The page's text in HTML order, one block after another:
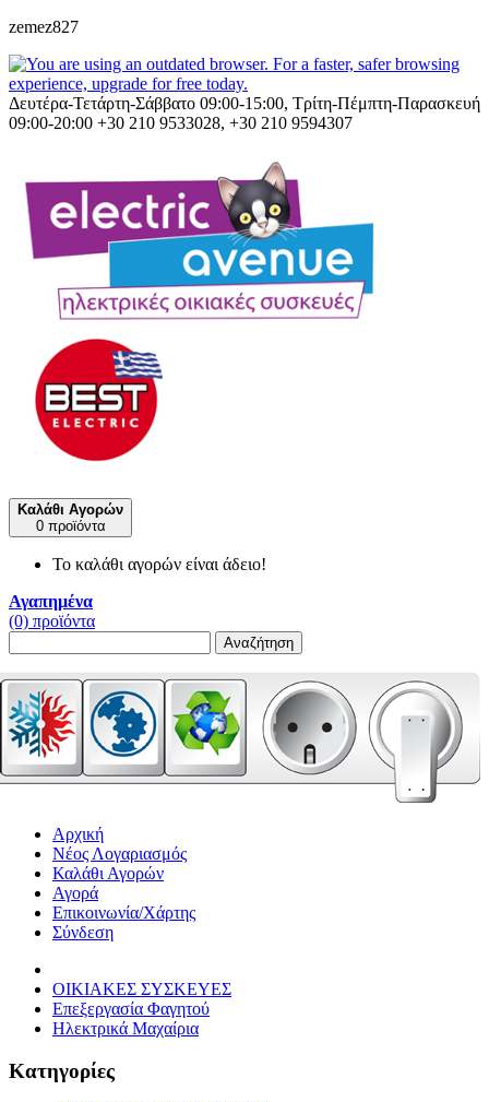
zemez827
Δευτέρα-Τετάρτη-Σάββατο 09:00-15:00, Τρίτη-Πέμπτη-Παρασκευή
09:00-20:00 +30 210 9533028, +30 210 9594307
Καλάθι Αγορών
0 προϊόντα
Το καλάθι αγορών είναι άδειο!
Αγαπημένα
(0) προϊόντα
Αναζήτηση
Αρχική
Νέος Λογαριασμός
Καλάθι Αγορών
Αγορά
Επικοινωνία/Χάρτης
Σύνδεση
ΟΙΚΙΑΚΕΣ ΣΥΣΚΕΥΕΣ
Επεξεργασία Φαγητού
Ηλεκτρικά Μαχαίρια
Κατηγορίες